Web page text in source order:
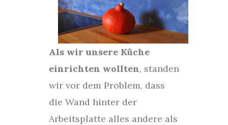
Als wir unsere Küche
einrichten wollten, standen
wir vor dem Problem, dass
die Wand hinter der
Arbeitsplatte alles andere als